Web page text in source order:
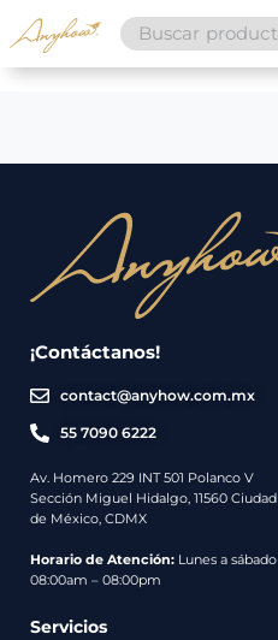
Search
for:
¡Contáctanos!
contact@anyhow.com.mx
55 7090 6222
Av. Homero 229 INT 501 Polanco V
Sección Miguel Hidalgo, 11560 Ciudad
de México, CDMX
Horario de Atención: Lunes a sábado
08:00am – 08:00pm
Servicios
Nosotros
Servicios
Envíos
Métodos
de
Catálogo
Regalos
Contacto